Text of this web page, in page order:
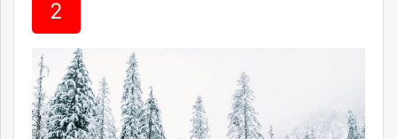
isee.mn
mglradio.com
fact.mn
itoim.mn
tumen.mn
shuum.mn
2